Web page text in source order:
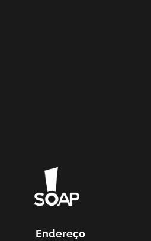
Endereço